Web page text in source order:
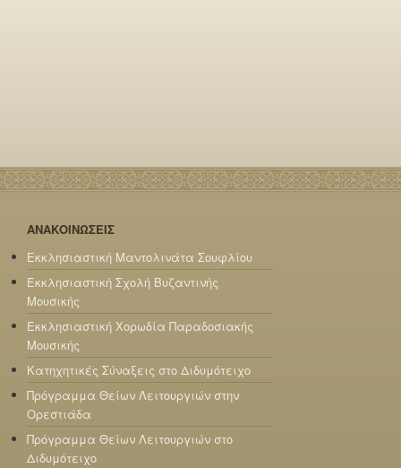
ΑΝΑΚΟΙΝΩΣΕΙΣ
Εκκλησιαστική Μαντολινάτα Σουφλίου
Εκκλησιαστική Σχολή Βυζαντινής
Μουσικής
Εκκλησιαστική Χορωδία Παραδοσιακής
Μουσικής
Κατηχητικές Σύναξεις στο Διδυμότειχο
Πρόγραμμα Θείων Λειτουργιών στην
Ορεστιάδα
Πρόγραμμα Θείων Λειτουργιών στο
Διδυμότειχο